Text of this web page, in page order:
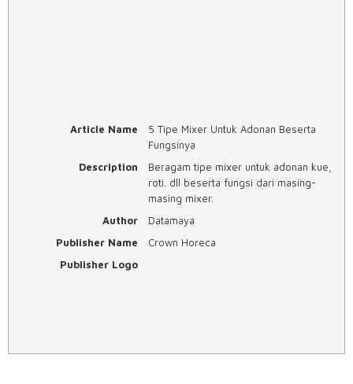
Article Name
5 Tipe Mixer Untuk Adonan Beserta
Fungsinya
Description
Beragam tipe mixer untuk adonan kue,
roti. dll beserta fungsi dari masing-
masing mixer.
Author
Datamaya
Publisher Name
Crown Horeca
Publisher Logo